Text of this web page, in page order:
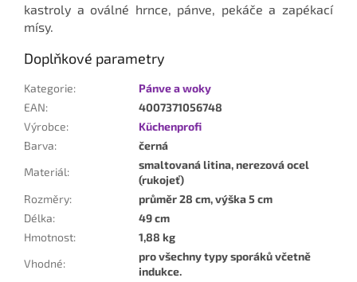
kastroly a oválné hrnce, pánve, pekáče a zapékací
mísy.
Doplňkové parametry
Kategorie:
Pánve a woky
EAN:
4007371056748
Výrobce:
Küchenprofi
Barva:
černá
Materiál:
smaltovaná litina, nerezová ocel
(rukojeť)
Rozměry:
průměr 28 cm, výška 5 cm
Délka:
49 cm
Hmotnost:
1,88 kg
Vhodné:
pro všechny typy sporáků včetně
indukce.